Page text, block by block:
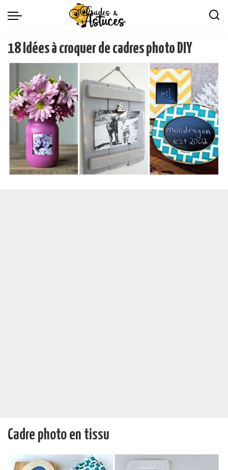
18 Idées à croquer de cadres photo DIY
Cadre photo en tissu